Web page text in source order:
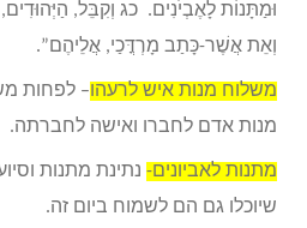
וּמַתָּנוֹת לָאֶבְיֹנִים. כג וְקִבֵּל,
וְאֵת אֲשֶׁר-כָּתַב מָרְדֳּכַי, אֲלֵיהֶם”.
משלוח מנות איש לרעהו – לפחות
מנות אדם לחברו ואישה לחברתה.
מתנות לאביונים- נתינת מתנות
שיוכלו גם הם לשמוח ביום זה.